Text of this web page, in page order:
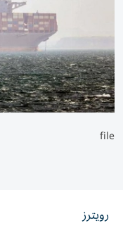
file
رويترز